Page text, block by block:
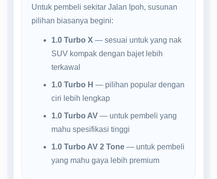
Untuk pembeli sekitar Jalan Ipoh, susunan
pilihan biasanya begini:
1.0 Turbo X — sesuai untuk yang nak
SUV kompak dengan bajet lebih
terkawal
1.0 Turbo H — pilihan popular dengan
ciri lebih lengkap
1.0 Turbo AV— untuk pembeli yang
mahu spesifikasi tinggi
1.0 Turbo AV 2 Tone— untuk pembeli
yang mahu gaya lebih premium